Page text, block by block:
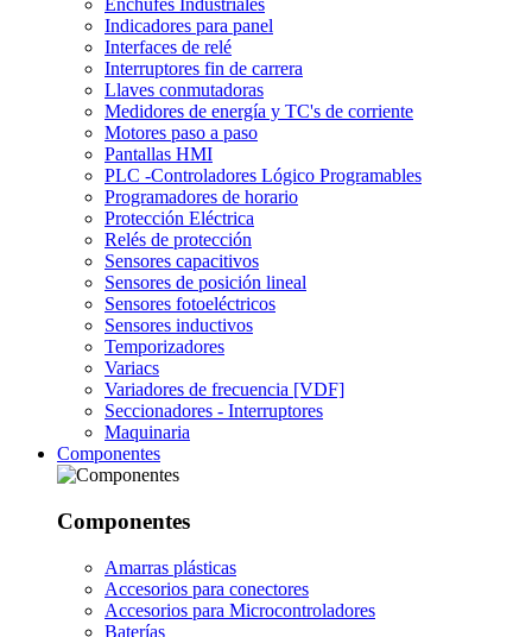
Enchufes Industriales
Indicadores para panel
Interfaces de relé
Interruptores fin de carrera
Llaves conmutadoras
Medidores de energía y TC's de corriente
Motores paso a paso
Pantallas HMI
PLC -Controladores Lógico Programables
Programadores de horario
Protección Eléctrica
Relés de protección
Sensores capacitivos
Sensores de posición lineal
Sensores fotoeléctricos
Sensores inductivos
Temporizadores
Variacs
Variadores de frecuencia [VDF]
Seccionadores - Interruptores
Maquinaria
Componentes
Componentes
Amarras plásticas
Accesorios para conectores
Accesorios para Microcontroladores
Baterías